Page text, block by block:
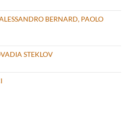
BERNARD, PAOLO
STEKLOV